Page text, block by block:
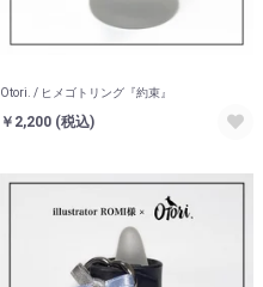
Otori. / ヒメゴトリング『約束』
￥2,200 (税込)